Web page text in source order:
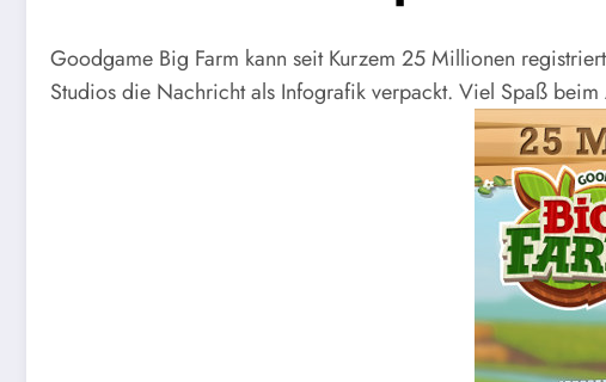
Goodgame Big Farm kann seit Kurzem 25 Millionen
Studios die Nachricht als Infografik verpackt. Viel Spaß beim